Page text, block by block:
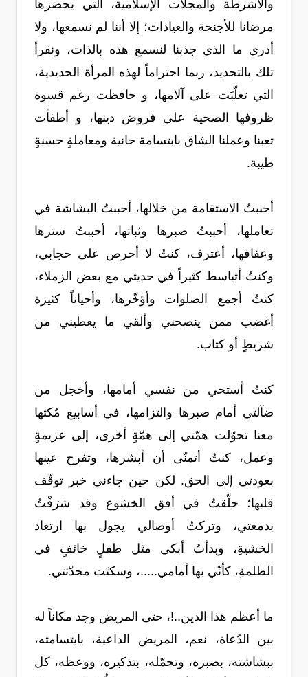
والأشرطة والمجلات الإسلامية، التي يحضرها
مرضانا للأجنحة والعيادات؛ إلا أننا لم نسمعها، ولا
أدري ما الذي جذبنا لنسمع هذه بالذات، ونقرأ
تلك بالتحديد، ربما احتراماً لهذه المرأة الحديدية،
التي تغلّبَت على آلامها، و حافظت رغم قسوة
ظروفها الصحية على فروض دينها، و أطفأت
تعبنا وعملنا الشاق بابتسامة حانية ومعاملةٍ حسنةٍ
طيبة.
أحببتُ الاستقامة من خلالها، أحببتُ البشاشة في
تعاملها، أحببتُ صبرها وثباتها، أحببتُ سترها
وعفافها، أعترف، كنتُ لا أحرص على حجابي،
وكنتُ أتباسط كثيراً في حديثي مع بعض الزملاء،
كنتُ أجمع الصلوات وأؤخّرها، وأحياناً كثيرة
أغضب ممن ينصحني وألقي ما يعطيني من
شريطٍ أو كتاب.
كنتُ أستحي من نفسي أمامها، وأخجل من
ضآلتي أمام صبرها والتزامها، في أسابيع مُكثها
معنا تحوّلت همّتي إلى همّةٍ أخرى، إلى عزيمةٍ
وعمل، كنتُ أتمنّى أن أبشرها، وتفرح عينها
بعودتي إلى الحق. لكن حين جاءني خبر توقّف
قلبها؛ حلّقتُ في أفق الخشوع وقد شرَقْتُ
بدمعتي، وتركتُ أوصالي يجول بها ارتعاد
الخشيةِ، وبدأتُ أبكي مثل طفلٍ خائفٍ في
الظلمةِ، كأنّي بها أمامي.....، وسكتَت محدّثتي.
ما أعظم هذا الدين..!، حتى المريض وجد مكاناً له
بين الدُعاة، نعم، المريض الداعية، بابتسامته،
ببشاشته، بصبره، وتحمّله، بتذكيره، ووعظه، كل